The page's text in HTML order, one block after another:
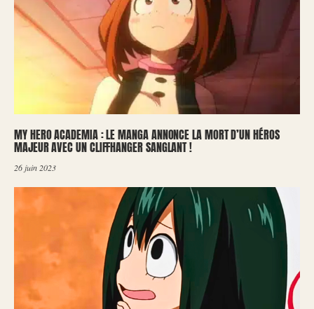
MY HERO ACADEMIA : LE MANGA ANNONCE LA MORT D’UN HÉROS
MAJEUR AVEC UN CLIFFHANGER SANGLANT !
26 juin 2023